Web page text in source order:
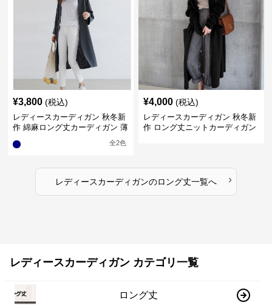
¥3,800 (税込)
レディースカーディガン 秋冬新
作 綿麻ロング丈カーディガン 薄
全2色
¥4,000 (税込)
レディースカーディガン 秋冬新
作 ロング丈ニットカーディガン
レディースカーディガンのロング丈一覧へ ›
レディースカーディガン カテゴリ一覧
ロング丈